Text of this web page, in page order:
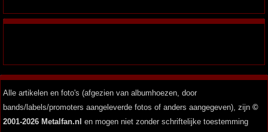
Alle artikelen en foto's (afgezien van albumhoezen, door
bands/labels/promoters aangeleverde fotos of anders aangegeven), zijn ©
2001-2026 Metalfan.nl en mogen niet zonder schriftelijke toestemming